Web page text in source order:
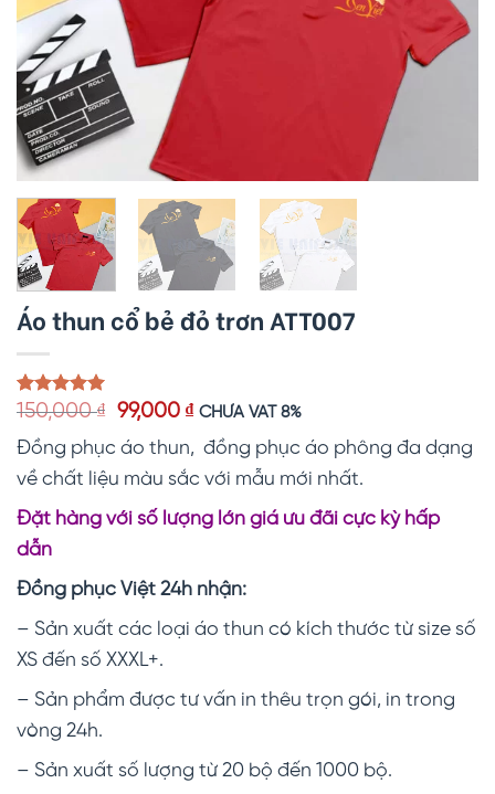
Áo thun cổ bẻ đỏ trơn ATT007
5.00trên 5
dựa trên
1
đánh giá
150,000₫
Giá
là:
150,000 ₫.
99,000 ₫Giá
tại
là:
CHƯA VAT 8%
Đồng phục áo thun, đồng phục áo phông đa dạng
về chất liệu màu sắc với mẫu mới nhất.
Đặt hàng với số lượng lớn giá ưu đãi cực kỳ hấp
dẫn
Đồng phục Việt 24h nhận:
– Sản xuất các loại áo thun có kích thước từ size số
XS đến số XXXL+.
– Sản phẩm được tư vấn in thêu trọn gói, in trong
vòng 24h.
– Sản xuất số lượng từ 20 bộ đến 1000 bộ.